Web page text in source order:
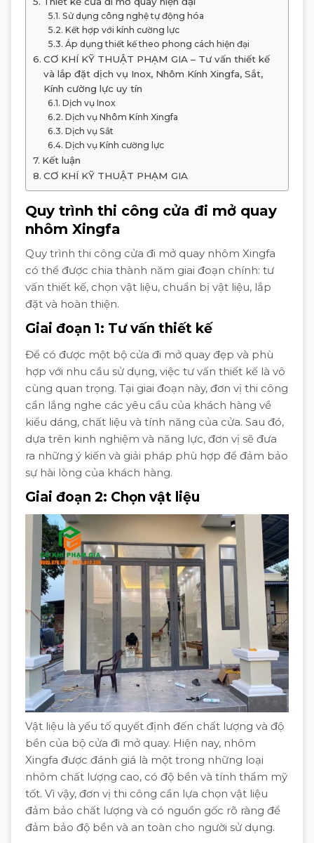
Sử dụng công nghệ tự động hóa
Kết hợp với kính cường lực
Áp dụng thiết kế theo phong cách hiện đại
CƠ KHÍ KỸ THUẬT PHẠM GIA – Tư vấn thiết kế
và lắp đặt dịch vụ Inox, Nhôm Kính Xingfa, Sắt,
Kính cường lực uy tín
Dịch vụ Inox
Dịch vụ Nhôm Kính Xingfa
Dịch vụ Sắt
Dịch vụ Kính cường lực
Kết luận
CƠ KHÍ KỸ THUẬT PHẠM GIA
Quy trình thi công cửa đi mở quay
nhôm Xingfa
Quy trình thi công cửa đi mở quay nhôm Xingfa
có thể được chia thành năm giai đoạn chính: tư
vấn thiết kế, chọn vật liệu, chuẩn bị vật liệu, lắp
đặt và hoàn thiện.
Giai đoạn 1: Tư vấn thiết kế
Để có được một bộ cửa đi mở quay đẹp và phù
hợp với nhu cầu sử dụng, việc tư vấn thiết kế là vô
cùng quan trọng. Tại giai đoạn này, đơn vị thi công
cần lắng nghe các yêu cầu của khách hàng về
kiểu dáng, chất liệu và tính năng của cửa. Sau đó,
dựa trên kinh nghiệm và năng lực, đơn vị sẽ đưa
ra những ý kiến và giải pháp phù hợp để đảm bảo
sự hài lòng của khách hàng.
Giai đoạn 2: Chọn vật liệu
Vật liệu là yếu tố quyết định đến chất lượng và độ
bền của bộ cửa đi mở quay. Hiện nay, nhôm
Xingfa được đánh giá là một trong những loại
nhôm chất lượng cao, có độ bền và tính thẩm mỹ
tốt. Vì vậy, đơn vị thi công cần lựa chọn vật liệu
đảm bảo chất lượng và có nguồn gốc rõ ràng để
đảm bảo độ bền và an toàn cho người sử dụng.